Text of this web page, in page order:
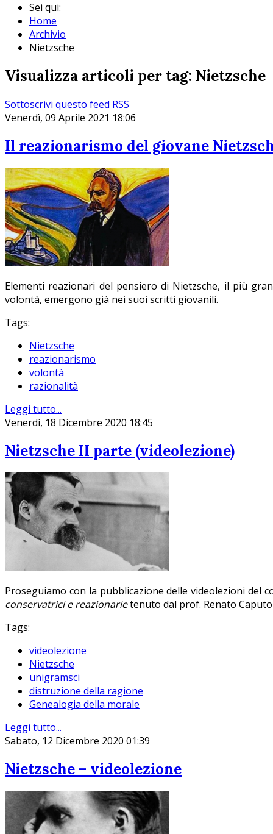
Sei qui:
Home
Archivio
Nietzsche
Visualizza articoli per tag: Nietzsche
Sottoscrivi questo feed RSS
Venerdì, 09 Aprile 2021 18:06
Il reazionarismo del giovane
Elementi reazionari del pensiero di Nietzsche, il più
volontà, emergono già nei suoi scritti giovanili.
Tags:
Nietzsche
reazionarismo
volontà
razionalità
Leggi tutto...
Venerdì, 18 Dicembre 2020 18:45
Nietzsche II parte (videolezione)
Proseguiamo con la pubblicazione delle videolezioni del
conservatrici e reazionarietenuto dal prof. Renato Caputo
Tags:
videolezione
Nietzsche
unigramsci
distruzione della ragione
Genealogia della morale
Leggi tutto...
Sabato, 12 Dicembre 2020 01:39
Nietzsche – videolezione